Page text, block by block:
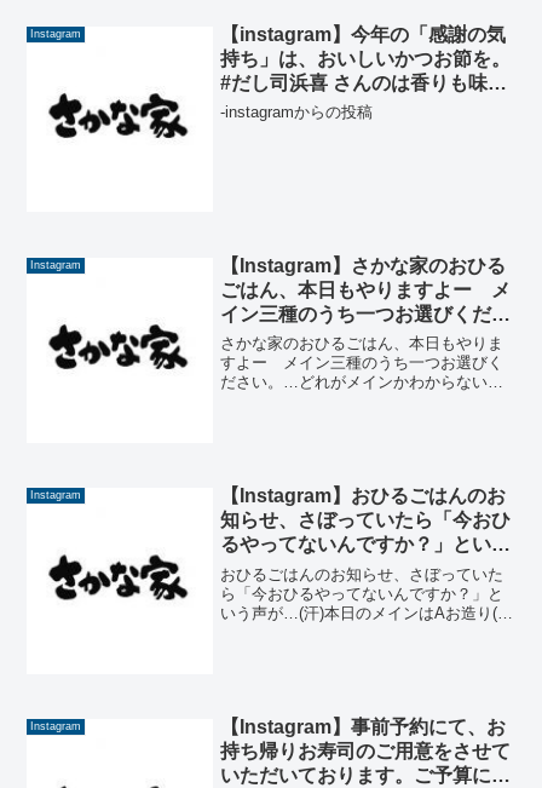
Instagram
【instagram】今年の「感謝の気
持ち」は、おいしいかつお節を。
#だし司浜喜 さんのは香りも味も
いいんです。お正月のごちそうに
-instagramからの投稿
Instagram
【Instagram】さかな家のおひる
ごはん、本日もやりますよー メ
イン三種のうち一つお選びくださ
い。…どれがメインかわからない
ほどですが(笑)、やまつりの恵み
をあれこれ盛り合わせておりま
さかな家のおひるごはん、本日もやりま
すよー メイン三種のうち一つお選びく
ださい。…どれがメインかわからないほ
Instagram
【Instagram】おひるごはんのお
知らせ、さぼっていたら「今おひ
るやってないんですか？」という
声が…(汗)本日のメインはAお造
り(カツオ ひらめ あじ)B焼き物(メ
ロー西京焼)C揚げ物(アジフライ)
おひるごはんのお知らせ、さぼっていた
ら「今おひるやってないんですか？」と
いう声が…(汗)本日のメインはAお造り(カ
Instagram
【Instagram】事前予約にて、お
持ち帰りお寿司のご用意をさせて
いただいております。ご予算に応